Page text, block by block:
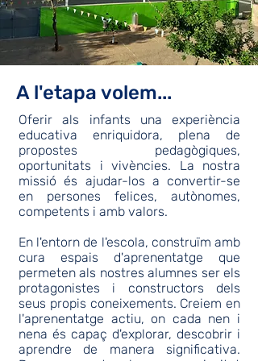
A l'etapa volem...
Oferir als infants una experiència
educativa enriquidora, plena de
propostes pedagògiques,
oportunitats i vivències. La nostra
missió és ajudar-los a convertir-se
en persones felices, autònomes,
competents i amb valors.
En l'entorn de l'escola, construïm amb
cura espais d'aprenentatge que
permeten als nostres alumnes ser els
protagonistes i constructors dels
seus propis coneixements. Creiem en
l'aprenentatge actiu, on cada nen i
nena és capaç d'explorar, descobrir i
aprendre de manera significativa.